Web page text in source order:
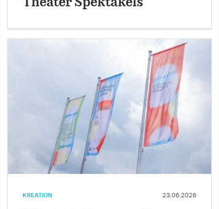
Theater Spektakels
KREATION 23.06.2026